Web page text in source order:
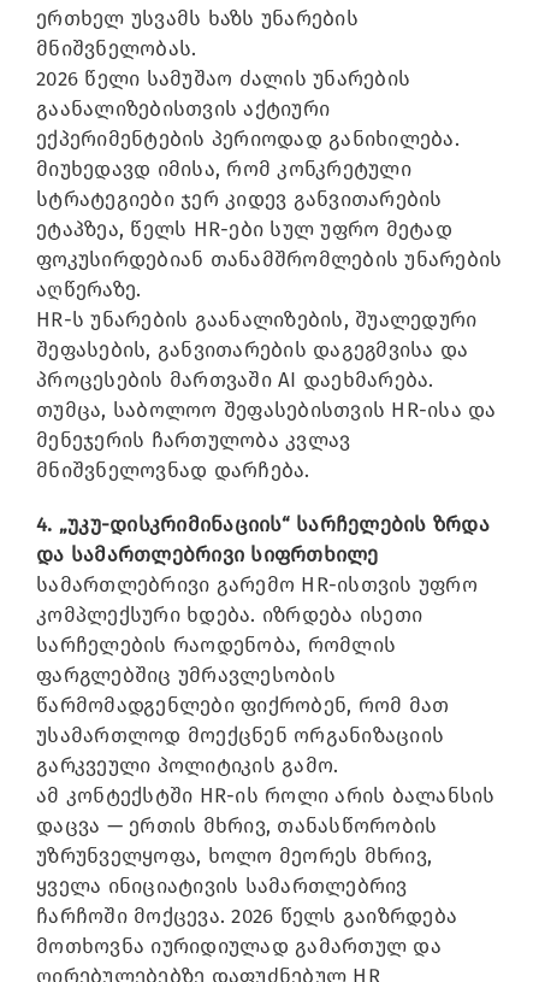
ერთხელ უსვამს ხაზს უნარების
მნიშვნელობას.
2026 წელი სამუშაო ძალის უნარების
გაანალიზებისთვის აქტიური
ექპერიმენტების პერიოდად განიხილება.
მიუხედავდ იმისა, რომ კონკრეტული
სტრატეგიები ჯერ კიდევ განვითარების
ეტაპზეა, წელს HR-ები სულ უფრო მეტად
ფოკუსირდებიან თანამშრომლების უნარების
აღწერაზე.
HR-ს უნარების გაანალიზების, შუალედური
შეფასების, განვითარების დაგეგმვისა და
პროცესების მართვაში AI დაეხმარება.
თუმცა, საბოლოო შეფასებისთვის HR-ისა და
მენეჯერის ჩართულობა კვლავ
მნიშვნელოვნად დარჩება.
4. „უკუ-დისკრიმინაციის“ სარჩელების ზრდა
და სამართლებრივი სიფრთხილე
სამართლებრივი გარემო HR-ისთვის უფრო
კომპლექსური ხდება. იზრდება ისეთი
სარჩელების რაოდენობა, რომლის
ფარგლებშიც უმრავლესობის
წარმომადგენლები ფიქრობენ, რომ მათ
უსამართლოდ მოექცნენ ორგანიზაციის
გარკვეული პოლიტიკის გამო.
ამ კონტექსტში HR-ის როლი არის ბალანსის
დაცვა — ერთის მხრივ, თანასწორობის
უზრუნველყოფა, ხოლო მეორეს მხრივ,
ყველა ინიციატივის სამართლებრივ
ჩარჩოში მოქცევა. 2026 წელს გაიზრდება
მოთხოვნა იურიდიულად გამართულ და
ღირებულებებზე დაფუძნებულ HR